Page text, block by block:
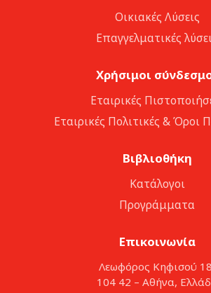
Οικιακές Λύσεις
Επαγγελματικές
Χρήσιμοι
Εταιρικές
Εταιρικές Πολιτικές & Όροι
Βιβλιοθήκη
Κατάλογοι
Προγράμματα
Επικοινωνία
Λεωφόρος Κηφισού
104 42 – Αθήνα,